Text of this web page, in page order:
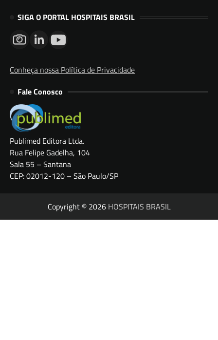
SIGA O PORTAL HOSPITAIS BRASIL
Conheça nossa Política de Privacidade
Fale Conosco
Publimed Editora Ltda.
Rua Felipe Gadelha, 104
Sala 55 – Santana
CEP: 02012-120 – São Paulo/SP
Copyright © 2026 HOSPITAIS BRASIL